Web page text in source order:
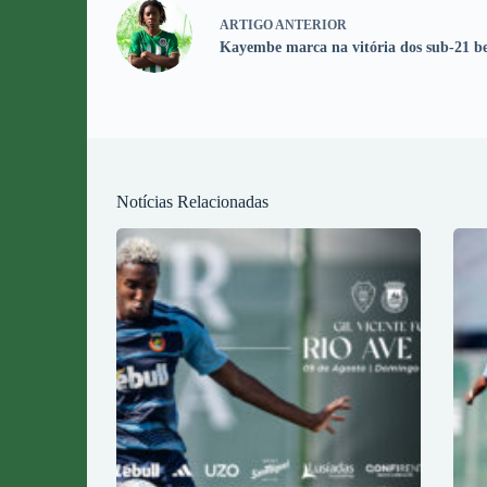
ARTIGO ANTERIOR
Kayembe marca na vitória dos sub-21
Notícias Relacionadas